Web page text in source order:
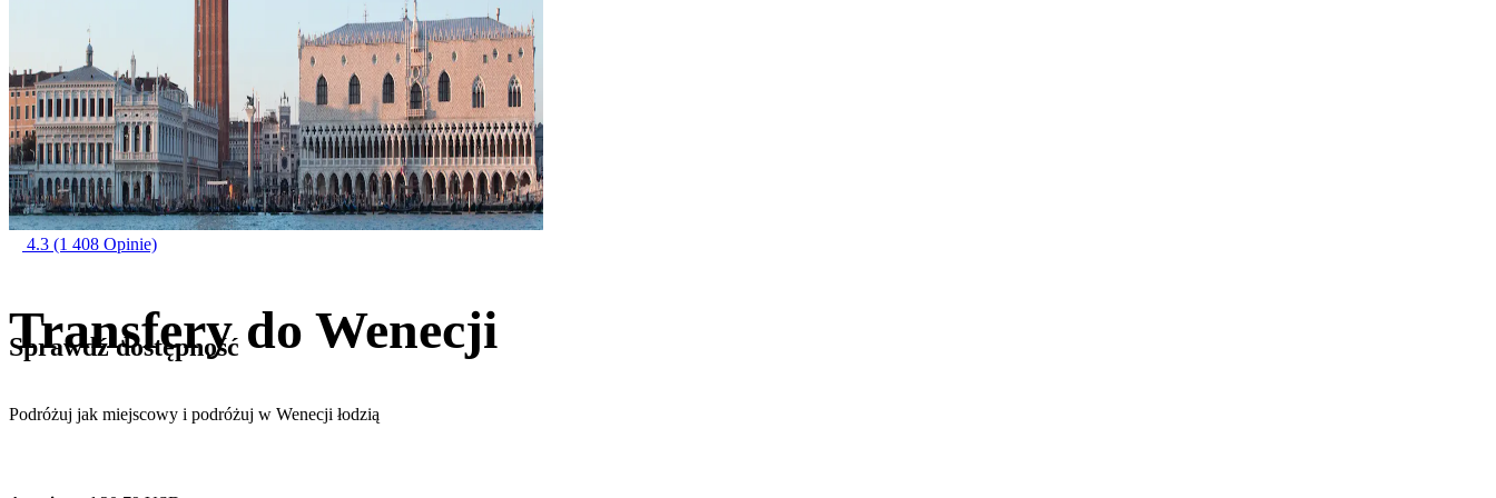
4.3 (1 408 Opinie)
Transfery do Wenecji
Podróżuj jak miejscowy i podróżuj w Wenecji łodzią
Sprawdź dostępność